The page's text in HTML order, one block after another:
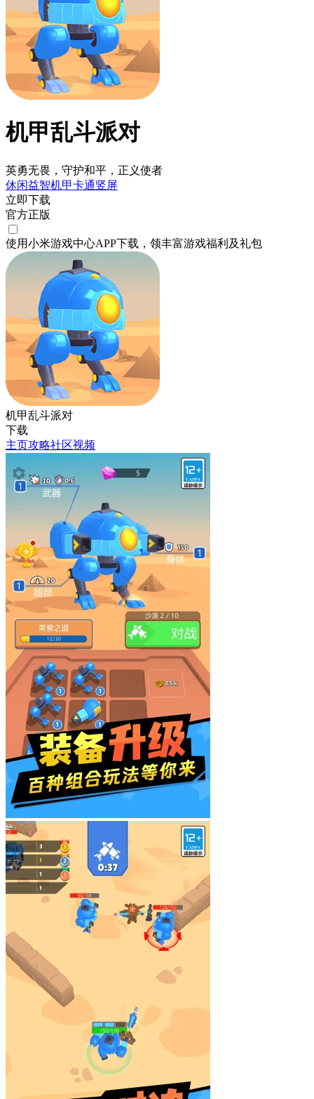
机甲乱斗派对
英勇无畏，守护和平，正义使者
休闲益智机甲卡通竖屏
立即下载
官方正版
使用小米游戏中心APP下载 ，领丰富游戏福利 及礼包
机甲乱斗派对
下载
主页攻略社区视频